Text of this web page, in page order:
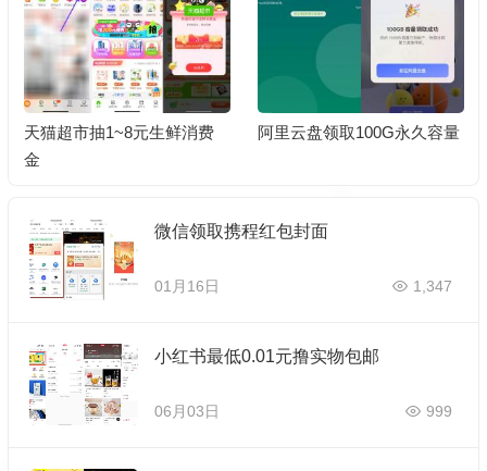
天猫超市抽1~8元生鲜消费
金
阿里云盘领取100G永久容量
微信领取携程红包封面
01月16日 1,347
小红书最低0.01元撸实物包邮
06月03日 999